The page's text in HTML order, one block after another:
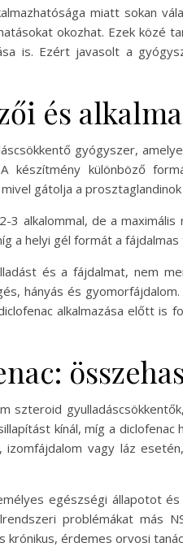
miatt sokan
okozhat. Ezek
is. Ezért javasolt a
és
gyógyszer,
készítmény különböző
gátolja a
3 alkalommal, de a
a helyi gél formát a
és a fájdalmat, nem
hányás és
alkalmazása előtt
szteroid
kínál, míg a
vagy láz
egészségi állapotot
problémákat más
érdemes orvosi